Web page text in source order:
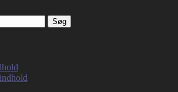
tekster med filosofisk tilsnit